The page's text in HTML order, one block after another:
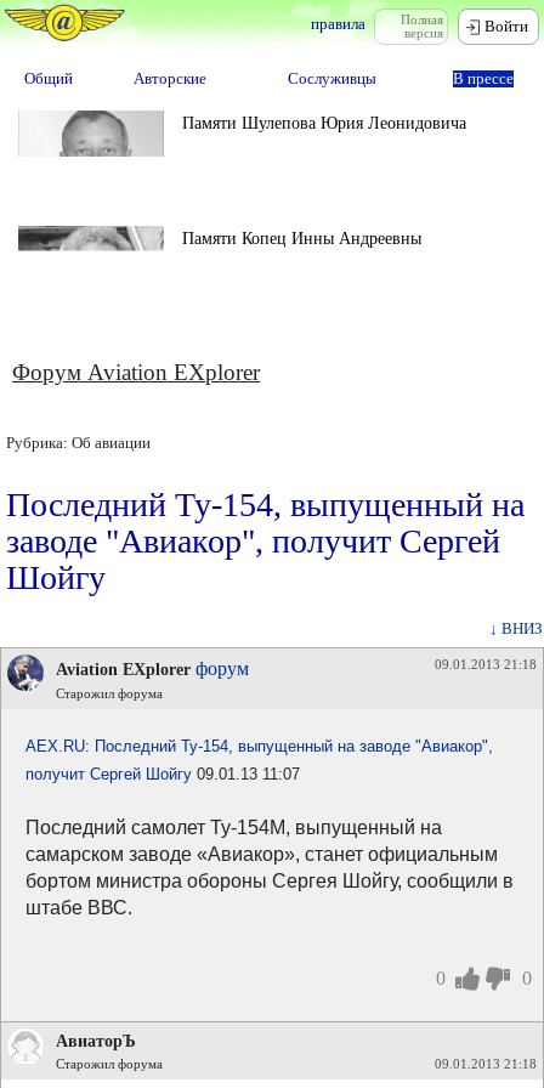
Полная
версия
правила Войти
Общий Авторские Сослуживцы В прессе
Памяти Шулепова Юрия Леонидовича
Памяти Копец Инны Андреевны
Форум Aviation EXplorer
Рубрика: Об авиации
Последний Ту-154, выпущенный на
заводе "Авиакор", получит Сергей
Шойгу
↓ ВНИЗ
Aviation EXplorer форум
Старожил форума
09.01.2013 21:18
AEX.RU: Последний Ту-154, выпущенный на заводе "Авиакор",
получит Сергей Шойгу 09.01.13 11:07
Последний самолет Ту-154М, выпущенный на
самарском заводе «Авиакор», станет официальным
бортом министра обороны Сергея Шойгу, сообщили в
штабе ВВС.
0 0
АвиаторЪ
Старожил форума 09.01.2013 21:18